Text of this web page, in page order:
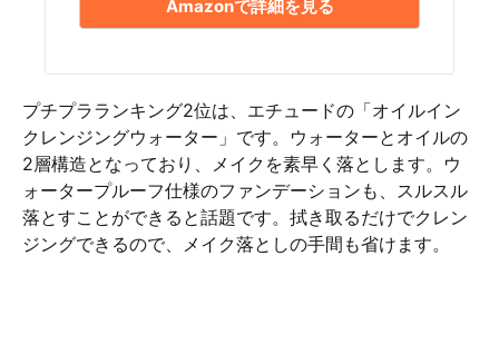
Amazonで詳細を見る
プチプラランキング2位は、エチュードの「オイルイン
クレンジングウォーター」です。ウォーターとオイルの
2層構造となっており、メイクを素早く落とします。ウ
ォータープルーフ仕様のファンデーションも、スルスル
落とすことができると話題です。拭き取るだけでクレン
ジングできるので、メイク落としの手間も省けます。